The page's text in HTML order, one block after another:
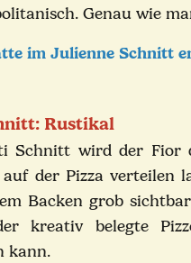
Genau wie
im Julienne Schnitt
Rustikal
Schnitt wird der Fior
der Pizza verteilen
Backen grob
kreativ belegte
kann.